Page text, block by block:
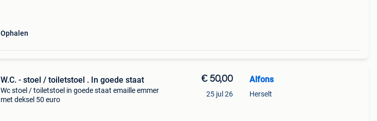
Ophalen
W.C. - stoel / toiletstoel . In goede staat
Wc stoel / toiletstoel in goede staat emaille emmer
met deksel 50 euro
€ 50,00
25 jul 26
Alfons
Herselt